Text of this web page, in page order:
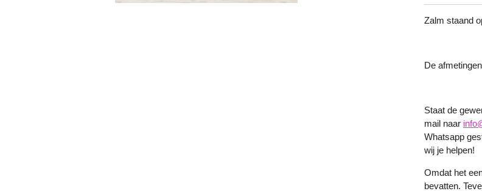
Zalm staand
De
Staat de
mail naar
Whatsapp
wij je helpen!
Omdat het
bevatten.